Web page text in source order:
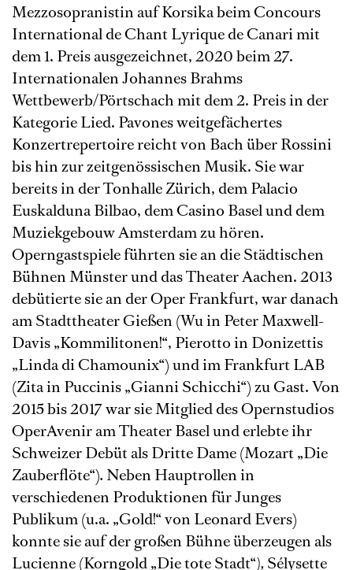
Mezzosopranistin auf Korsika beim Concours
International de Chant Lyrique de Canari mit
dem 1. Preis ausgezeichnet, 2020 beim 27.
Internationalen Johannes Brahms
Wettbewerb/Pörtschach mit dem 2. Preis in der
Kategorie Lied. Pavones weitgefächertes
Konzertrepertoire reicht von Bach über Rossini
bis hin zur zeitgenössischen Musik. Sie war
bereits in der Tonhalle Zürich, dem Palacio
Euskalduna Bilbao, dem Casino Basel und dem
Muziekgebouw Amsterdam zu hören.
Operngastspiele führten sie an die Städtischen
Bühnen Münster und das Theater Aachen. 2013
debütierte sie an der Oper Frankfurt, war danach
am Stadttheater Gießen (Wu in Peter Maxwell-
Davis „Kommilitonen!“, Pierotto in Donizettis
„Linda di Chamounix“) und im Frankfurt LAB
(Zita in Puccinis „Gianni Schicchi“) zu Gast. Von
2015 bis 2017 war sie Mitglied des Opernstudios
OperAvenir am Theater Basel und erlebte ihr
Schweizer Debüt als Dritte Dame (Mozart „Die
Zauberﬂöte“). Neben Hauptrollen in
verschiedenen Produktionen für Junges
Publikum (u.a. „Gold!“ von Leonard Evers)
konnte sie auf der großen Bühne überzeugen als
Lucienne (Korngold „Die tote Stadt“), Sélysette